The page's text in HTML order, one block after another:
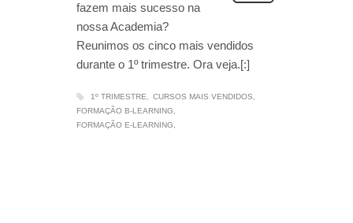
fazem mais sucesso na
nossa Academia?
Reunimos os cinco mais vendidos
durante o 1º trimestre. Ora veja.[:]
1º TRIMESTRE
CURSOS MAIS VENDIDOS
FORMAÇÃO B-LEARNING
FORMAÇÃO E-LEARNING